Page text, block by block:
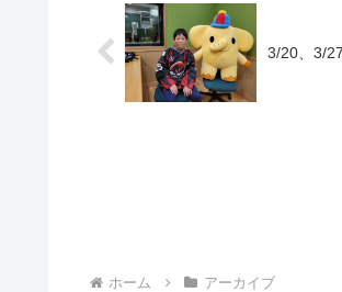
3/20、3/
ホーム アーカイブ